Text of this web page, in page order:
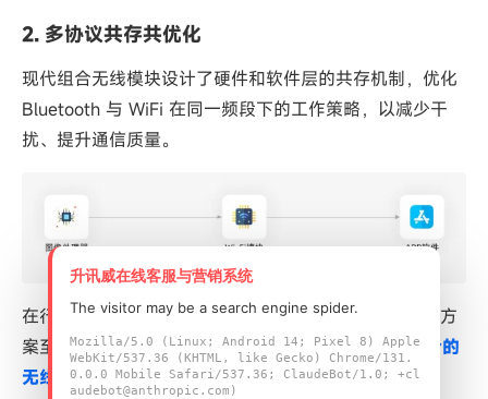
2. 多协议共存共优化
现代组合无线模块设计了硬件和软件层的共存机制，优化
Bluetooth 与 WiFi 在同一频段下的工作策略，以减少干
扰、提升通信质量。
在行车记录仪等车载智能终端中，选择合适的无线模块方
案至关重要。飞易通提供了多款支持 WiFi & 蓝牙组合的
无线模块产品，可满足车载高性能无线通信需求。
升讯威在线客服与营销系统
The visitor may be a search engine spider.
Mozilla/5.0 (Linux; Android 14; Pixel 8) Apple
WebKit/537.36 (KHTML, like Gecko) Chrome/131.
0.0.0 Mobile Safari/537.36; ClaudeBot/1.0; +cl
audebot@anthropic.com)